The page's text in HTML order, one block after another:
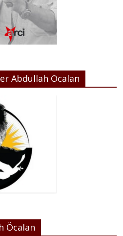
Abdullah Ocalan
Öcalan